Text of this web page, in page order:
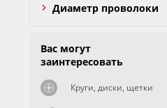
Диаметр проволоки
Вас могут
заинтересовать
Круги, диски, щетки